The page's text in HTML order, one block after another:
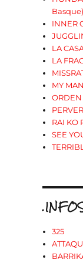
Basque)
INNER
LA
LA
MY
RAI KO
SEE
325